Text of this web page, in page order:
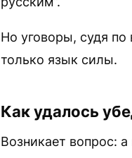
Но уговоры, судя по
только язык силы.
Как удалось
Возникает вопрос: